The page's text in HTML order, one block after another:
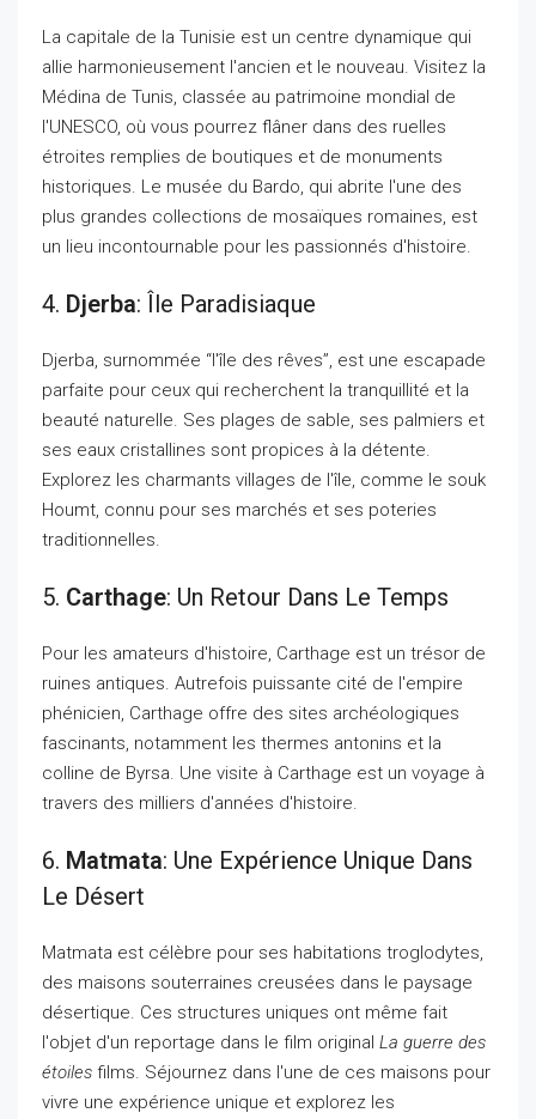
La capitale de la Tunisie est un centre dynamique qui
allie harmonieusement l'ancien et le nouveau. Visitez la
Médina de Tunis, classée au patrimoine mondial de
l'UNESCO, où vous pourrez flâner dans des ruelles
étroites remplies de boutiques et de monuments
historiques. Le musée du Bardo, qui abrite l'une des
plus grandes collections de mosaïques romaines, est
un lieu incontournable pour les passionnés d'histoire.
4. Djerba: Île Paradisiaque
Djerba, surnommée “l'île des rêves”, est une escapade
parfaite pour ceux qui recherchent la tranquillité et la
beauté naturelle. Ses plages de sable, ses palmiers et
ses eaux cristallines sont propices à la détente.
Explorez les charmants villages de l'île, comme le souk
Houmt, connu pour ses marchés et ses poteries
traditionnelles.
5. Carthage: Un Retour Dans Le Temps
Pour les amateurs d'histoire, Carthage est un trésor de
ruines antiques. Autrefois puissante cité de l'empire
phénicien, Carthage offre des sites archéologiques
fascinants, notamment les thermes antonins et la
colline de Byrsa. Une visite à Carthage est un voyage à
travers des milliers d'années d'histoire.
6. Matmata: Une Expérience Unique Dans
Le Désert
Matmata est célèbre pour ses habitations troglodytes,
des maisons souterraines creusées dans le paysage
désertique. Ces structures uniques ont même fait
l'objet d'un reportage dans le film original La guerre des
étoiles films. Séjournez dans l'une de ces maisons pour
vivre une expérience unique et explorez les